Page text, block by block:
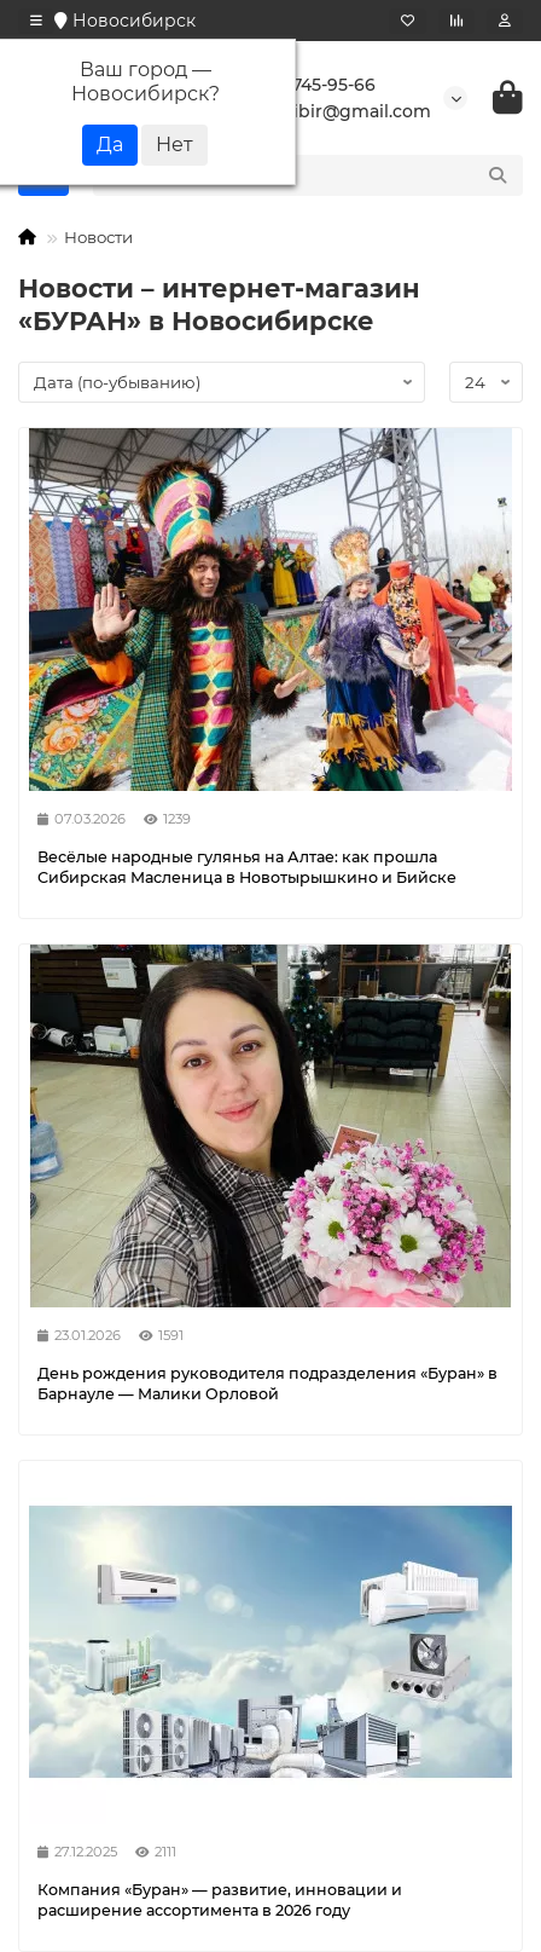
Новосибирск
Ваш город —
Новосибирск?
+7 923 745-95-66
buransibir@gmail.com
Новости
Новости – интернет-магазин
«БУРАН» в Новосибирске
07.03.2026 1239
Весёлые народные гулянья на Алтае: как прошла
Сибирская Масленица в Новотырышкино и Бийске
23.01.2026 1591
День рождения руководителя подразделения «Буран» в
Барнауле — Малики Орловой
27.12.2025 2111
Компания «Буран» — развитие, инновации и
расширение ассортимента в 2026 году